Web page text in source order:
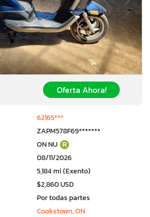
Oferta Ahora!
62165***
ZAPM578F69*******
ON NU R
08/11/2026
5,184 mi (Exento)
$2,860 USD
Por todas partes
Cookstown, ON